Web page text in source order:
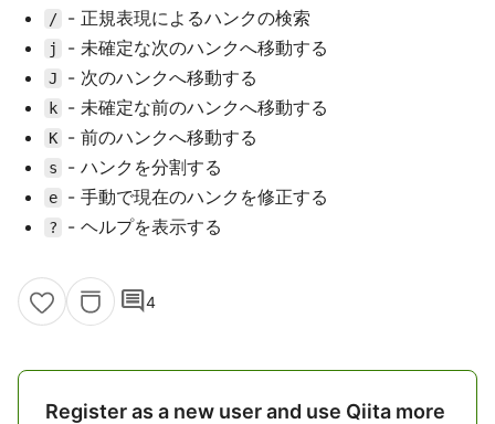
/ - 正規表現によるハンクの検索
j - 未確定な次のハンクへ移動する
J - 次のハンクへ移動する
k - 未確定な前のハンクへ移動する
K - 前のハンクへ移動する
s - ハンクを分割する
e - 手動で現在のハンクを修正する
? - ヘルプを表示する
comment4
Register as a new user and use Qiita more